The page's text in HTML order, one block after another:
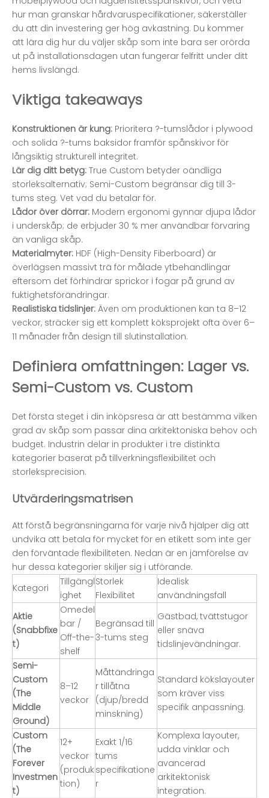
hur man granskar hårdvaruspecifikationer, säkerställer
du att din investering ger hög avkastning. Du kommer
att lära dig hur du väljer skåp som inte bara ser orörda
ut på installationsdagen utan fungerar felfritt under ditt
hems livslängd.
Viktiga takeaways
Konstruktionen är kung: Prioritera ?-tumslådor i plywood
och solida ?-tums baksidor framför spånskivor för
långsiktig strukturell integritet.
Lär dig ditt betyg: True Custom betyder oändliga
storleksalternativ; Semi-Custom begränsar dig till 3-
tums steg. Vet vad du betalar för.
Lådor över dörrar: Modern ergonomi gynnar djupa lådor
i underskåp; de erbjuder 30 % mer användbar förvaring
än vanliga skåp.
Materialmyter: HDF (High-Density Fiberboard) är
överlägsen massivt trä för målade ytbehandlingar
eftersom det förhindrar sprickor i fogar på grund av
fuktighetsförändringar.
Realistiska tidslinjer: Även om produktionen kan ta 8–12
veckor, sträcker sig ett komplett köksprojekt ofta över 6–
11 månader från design till slutinstallation.
Definiera omfattningen: Lager vs.
Semi-Custom vs. Custom
Det första steget i din inköpsresa är att bestämma vilken
grad av skåp som passar dina arkitektoniska behov och
budget. Industrin delar in produkter i tre distinkta
kategorier baserat på tillverkningsflexibilitet och
storleksprecision.
Utvärderingsmatrisen
Att förstå begränsningarna för varje nivå hjälper dig att
undvika att betala för mycket för en etikett som inte ger
den förväntade flexibiliteten. Nedan är en jämförelse av
hur dessa kategorier skiljer sig i utförande.
Kategori
Tillgängl
ighet
Storlek
Flexibilitet
Idealisk
användningsfall
Aktie
(Snabbfixe
t)
Omedel
bar /
Off-the-
shelf
Begränsad till
3-tums steg
Gästbad, tvättstugor
eller snäva
tidslinjevändningar.
Semi-
Custom
(The
Middle
Ground)
8–12
veckor
Måttändringa
r tillåtna
(djup/bredd
minskning)
Standard kökslayouter
som kräver viss
specifik anpassning.
Custom
(The
Forever
Investmen
t)
12+
veckor
(produk
tion)
Exakt 1/16
tums
specifikatione
r
Komplexa layouter,
udda vinklar och
avancerad
arkitektonisk
integration.